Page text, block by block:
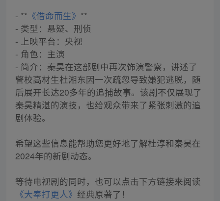
- ** 《借命而生》 **
- 类型：悬疑、刑侦
- 上映平台：央视
- 角色：主演
- 简介：秦昊在这部剧中再次饰演警察，讲述了
警校高材生杜湘东因一次疏忽导致嫌犯逃脱，随
后展开长达20多年的追捕故事。该剧不仅展现了
秦昊精湛的演技，也给观众带来了紧张刺激的追
剧体验。
希望这些信息能帮助您更好地了解杜淳和秦昊在
2024年的新剧动态。
等待电视剧的同时，也可以点击下方链接来阅读
《大奉打更人》 经典原著了！